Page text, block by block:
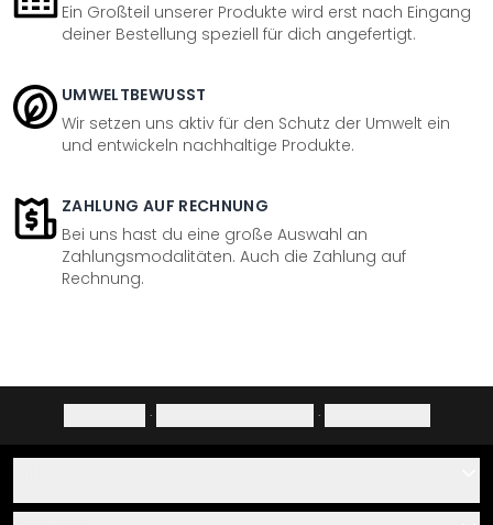
Ein Großteil unserer Produkte wird erst nach Eingang
deiner Bestellung speziell für dich angefertigt.
UMWELTBEWUSST
Wir setzen uns aktiv für den Schutz der Umwelt ein
und entwickeln nachhaltige Produkte.
ZAHLUNG AUF RECHNUNG
Bei uns hast du eine große Auswahl an
Zahlungsmodalitäten. Auch die Zahlung auf
Rechnung.
· ·